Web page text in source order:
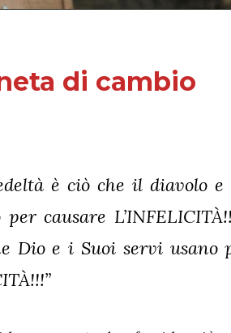
di cambio
è ciò che il diavolo
per causare
Dio e i Suoi servi usano